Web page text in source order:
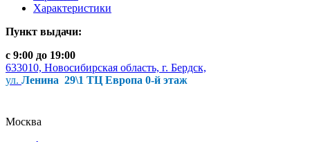
Характеристики
Пункт выдачи:
с 9:00 до 19:00
633010, Новосибирская область, г. Бердск,
ул. Ленина 29\1 ТЦ Европа 0-й этаж
Москва